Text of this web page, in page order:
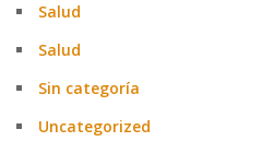
Salud
Salud
Sin categoría
Uncategorized